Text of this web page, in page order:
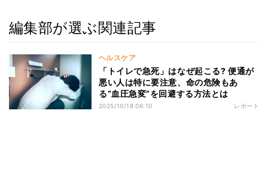
編集部が選ぶ関連記事
ヘルスケア
「トイレで急死」はなぜ起こる? 便通が
悪い人は特に要注意、命の危険もあ
る“血圧急変”を回避する方法とは
2025/10/18 06:10 レポート